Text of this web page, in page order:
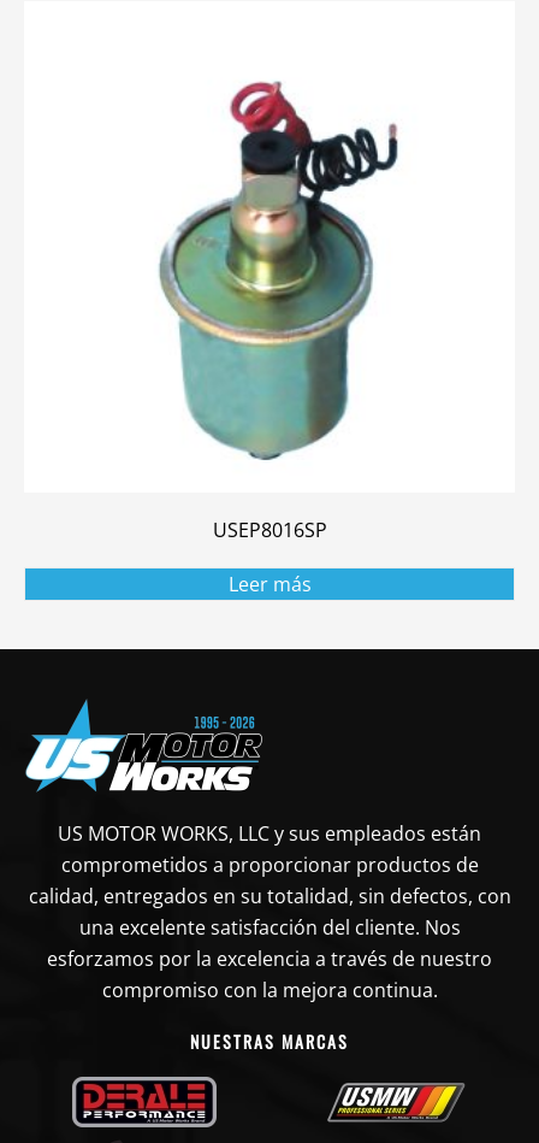
USEP8016SP
Leer más
US MOTOR WORKS, LLC y sus empleados están
comprometidos a proporcionar productos de
calidad, entregados en su totalidad, sin defectos, con
una excelente satisfacción del cliente. Nos
esforzamos por la excelencia a través de nuestro
compromiso con la mejora continua.
NUESTRAS MARCAS